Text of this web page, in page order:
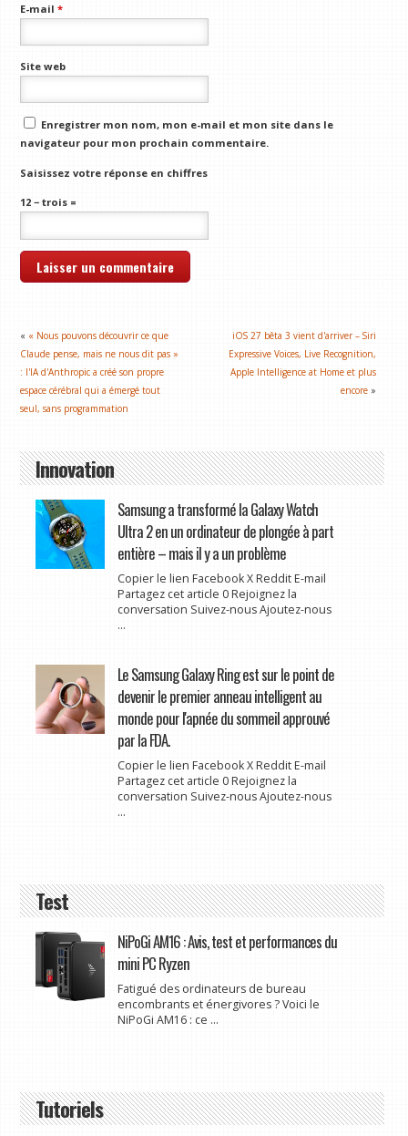
E-mail*
Site web
Enregistrer mon nom, mon e-mail et mon site dans le
navigateur pour mon prochain commentaire.
Saisissez votre réponse en chiffres
12 − trois =
« « Nous pouvons découvrir ce que
Claude pense, mais ne nous dit pas »
: l'IA d'Anthropic a créé son propre
espace cérébral qui a émergé tout
seul, sans programmation
iOS 27 bêta 3 vient d'arriver – Siri
Expressive Voices, Live Recognition,
Apple Intelligence at Home et plus
encore »
Innovation
Samsung a transformé la Galaxy Watch
Ultra 2 en un ordinateur de plongée à part
entière – mais il y a un problème
Copier le lien Facebook X Reddit E-mail
Partagez cet article 0 Rejoignez la
conversation Suivez-nous Ajoutez-nous
...
Le Samsung Galaxy Ring est sur le point de
devenir le premier anneau intelligent au
monde pour l'apnée du sommeil approuvé
par la FDA.
Copier le lien Facebook X Reddit E-mail
Partagez cet article 0 Rejoignez la
conversation Suivez-nous Ajoutez-nous
...
Test
NiPoGi AM16 : Avis, test et performances du
mini PC Ryzen
Fatigué des ordinateurs de bureau
encombrants et énergivores ? Voici le
NiPoGi AM16 : ce ...
Tutoriels